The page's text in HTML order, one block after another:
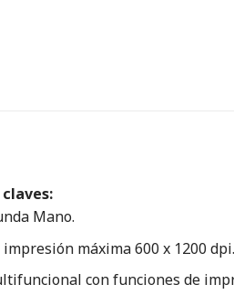
Mano.
máxima 600 x 1200 dpi.
con funciones de